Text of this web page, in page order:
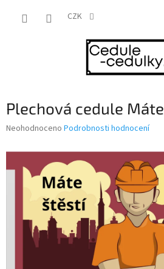
CZK
Plechová cedule
Průměrné
produktu
hvězdiček.
Neohodnoceno Podrobnosti hodnocení